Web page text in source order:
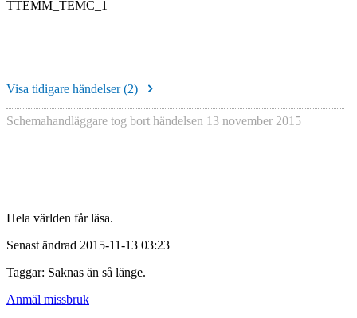
TTEMM_TEMC_1
Visa tidigare händelser (2)
Schemahandläggare tog bort händelsen 13 november 2015
Hela världen får läsa.
Senast ändrad 2015-11-13 03:23
Taggar: Saknas än så länge.
Anmäl missbruk